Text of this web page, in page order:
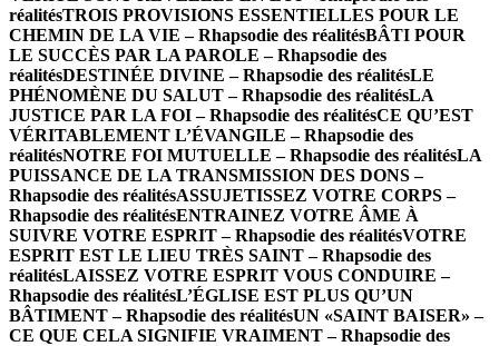
réalitésTROIS PROVISIONS ESSENTIELLES POUR LE
CHEMIN DE LA VIE – Rhapsodie des réalitésBÂTI POUR
LE SUCCÈS PAR LA PAROLE – Rhapsodie des
réalitésDESTINÉE DIVINE – Rhapsodie des réalitésLE
PHÉNOMÈNE DU SALUT – Rhapsodie des réalitésLA
JUSTICE PAR LA FOI – Rhapsodie des réalitésCE QU’EST
VÉRITABLEMENT L’ÉVANGILE – Rhapsodie des
réalitésNOTRE FOI MUTUELLE – Rhapsodie des réalitésLA
PUISSANCE DE LA TRANSMISSION DES DONS –
Rhapsodie des réalitésASSUJETISSEZ VOTRE CORPS –
Rhapsodie des réalitésENTRAINEZ VOTRE ÂME À
SUIVRE VOTRE ESPRIT – Rhapsodie des réalitésVOTRE
ESPRIT EST LE LIEU TRÈS SAINT – Rhapsodie des
réalitésLAISSEZ VOTRE ESPRIT VOUS CONDUIRE –
Rhapsodie des réalitésL’ÉGLISE EST PLUS QU’UN
BÂTIMENT – Rhapsodie des réalitésUN «SAINT BAISER» –
CE QUE CELA SIGNIFIE VRAIMENT – Rhapsodie des